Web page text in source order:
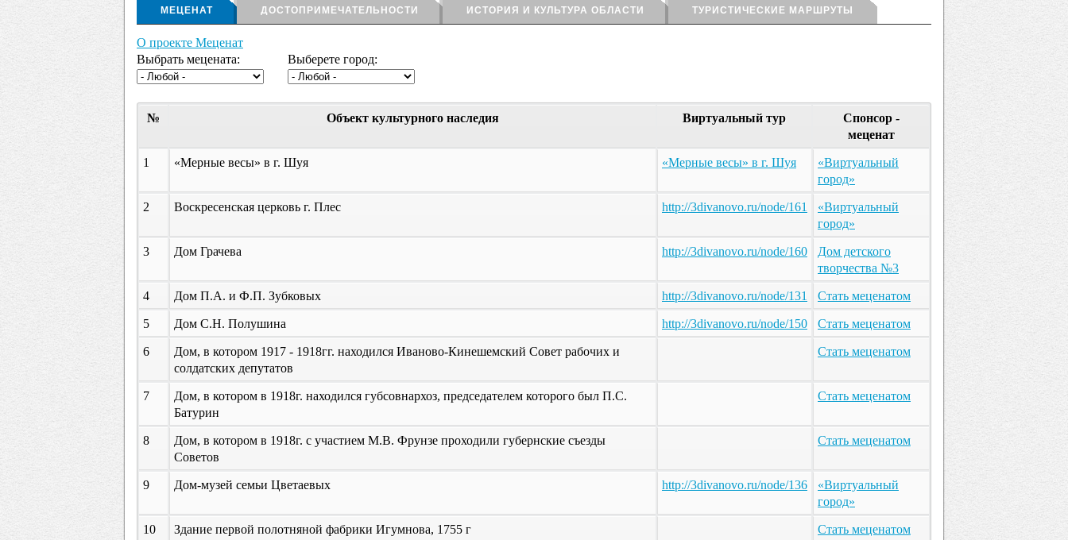
МЕЦЕНАТ ДОСТОПРИМЕЧАТЕЛЬНОСТИ ИСТОРИЯ И КУЛЬТУРА ОБЛАСТИ ТУРИСТИЧЕСКИЕ МАРШРУТЫ
О проекте Меценат
Выбрать мецената:
Выберете город:
№ Объект культурного наследия Виртуальный тур
Спонсор -
меценат
1 «Мерные весы» в г. Шуя «Мерные весы» в г. Шуя
«Виртуальный
город»
2 Воскресенская церковь г. Плес http://3divanovo.ru/node/161
«Виртуальный
город»
3 Дом Грачева http://3divanovo.ru/node/160
Дом детского
творчества №3
4 Дом П.А. и Ф.П. Зубковых http://3divanovo.ru/node/131 Стать меценатом
5 Дом С.Н. Полушина http://3divanovo.ru/node/150 Стать меценатом
6
Дом, в котором 1917 - 1918гг. находился Иваново-Кинешемский Совет рабочих и
солдатских депутатов
Стать меценатом
7
Дом, в котором в 1918г. находился губсовнархоз, председателем которого был П.С.
Батурин
Стать меценатом
8
Дом, в котором в 1918г. с участием М.В. Фрунзе проходили губернские съезды
Советов
Стать меценатом
9 Дом-музей семьи Цветаевых http://3divanovo.ru/node/136
«Виртуальный
город»
10 Здание первой полотняной фабрики Игумнова, 1755 г Стать меценатом